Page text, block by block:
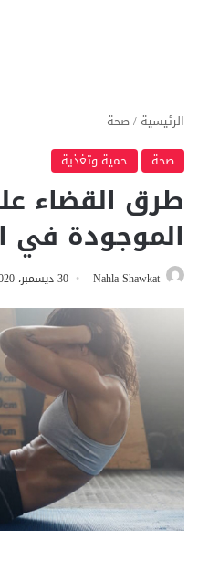
الرئيسية /صحة
صحة
حمية وتغذية
طرق القضاء
الموجودة في
Nahla Shawkat 30 ديسمبر، 2020